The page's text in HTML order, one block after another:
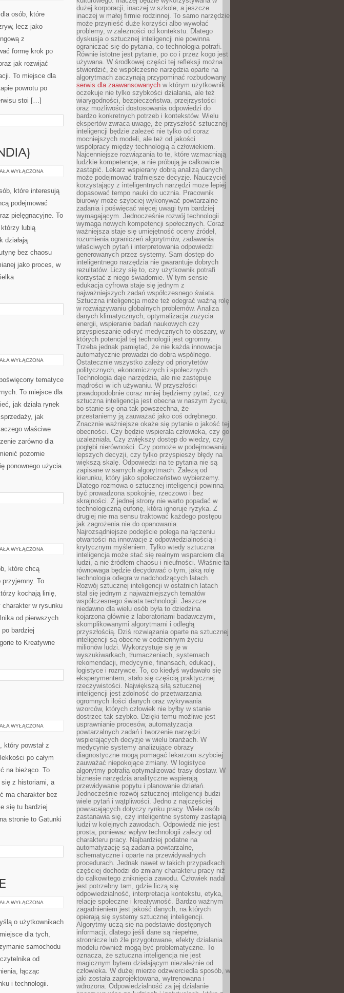
osób, które
lecz jako
z
formę krok po
jak rozwijać
To miejsce dla
powrotu po
stoi […]
WYŁĄCZONA
które interesują
podejmować
pielęgnacyjne. To
lubią
działają
bez chaosu
jako proces, w
WYŁĄCZONA
tematyce
To miejsce dla
jak działa rynek
jak
właściwe
zarówno dla
pozornie
ponownego użycia.
WYŁĄCZONA
które chcą
To
kochają linię,
charakter w rysunku
od pierwszych
bardziej
to Kreatywne
WYŁĄCZONA
który powstał z
po całym
na bieżąco. To
z historiami, a
ma charakter bez
się tu bardziej
stronie to Gatunki
WYŁĄCZONA
o użytkownikach
dla tych,
samochodu
od
łącząc
i technologii.
dużej korporacji, inaczej w szkole, a jeszcze
inaczej w małej firmie rodzinnej. To samo narzędzie
może przynieść duże korzyści albo wywołać
problemy, w zależności od kontekstu. Dlatego
dyskusja o sztucznej inteligencji nie powinna
ograniczać się do pytania, co technologia potrafi.
Równie istotne jest pytanie, po co i przez kogo jest
używana. W środkowej części tej refleksji można
stwierdzić, że współczesne narzędzia oparte na
algorytmach zaczynają przypominać rozbudowany
serwis dla zaawansowanych w którym użytkownik
oczekuje nie tylko szybkości działania, ale też
wiarygodności, bezpieczeństwa, przejrzystości
oraz możliwości dostosowania odpowiedzi do
bardzo konkretnych potrzeb i kontekstów. Wielu
ekspertów zwraca uwagę, że przyszłość sztucznej
inteligencji będzie zależeć nie tylko od coraz
mocniejszych modeli, ale też od jakości
współpracy między technologią a człowiekiem.
Najcenniejsze rozwiązania to te, które wzmacniają
ludzkie kompetencje, a nie próbują je całkowicie
zastąpić. Lekarz wspierany dobrą analizą danych
może podejmować trafniejsze decyzje. Nauczyciel
korzystający z inteligentnych narzędzi może lepiej
dopasować tempo nauki do ucznia. Pracownik
biurowy może szybciej wykonywać powtarzalne
zadania i poświęcać więcej uwagi tym bardziej
wymagającym. Jednocześnie rozwój technologii
wymaga nowych kompetencji społecznych. Coraz
ważniejsza staje się umiejętność oceny źródeł,
rozumienia ograniczeń algorytmów, zadawania
właściwych pytań i interpretowania odpowiedzi
generowanych przez systemy. Sam dostęp do
inteligentnego narzędzia nie gwarantuje dobrych
rezultatów. Liczy się to, czy użytkownik potrafi
korzystać z niego świadomie. W tym sensie
edukacja cyfrowa staje się jednym z
najważniejszych zadań współczesnego świata.
Sztuczna inteligencja może też odegrać ważną rolę
w rozwiązywaniu globalnych problemów. Analiza
danych klimatycznych, optymalizacja zużycia
energii, wspieranie badań naukowych czy
przyspieszanie odkryć medycznych to obszary, w
których potencjał tej technologii jest ogromny.
Trzeba jednak pamiętać, że nie każda innowacja
automatycznie prowadzi do dobra wspólnego.
Ostatecznie wszystko zależy od priorytetów
politycznych, ekonomicznych i społecznych.
Technologia daje narzędzia, ale nie zastępuje
mądrości w ich używaniu. W przyszłości
prawdopodobnie coraz mniej będziemy pytać, czy
sztuczna inteligencja jest obecna w naszym życiu,
bo stanie się ona tak powszechna, że
przestaniemy ją zauważać jako coś odrębnego.
Znacznie ważniejsze okaże się pytanie o jakość tej
obecności. Czy będzie wspierała człowieka, czy go
uzależniała. Czy zwiększy dostęp do wiedzy, czy
pogłębi nierówności. Czy pomoże w podejmowaniu
lepszych decyzji, czy tylko przyspieszy błędy na
większą skalę. Odpowiedzi na te pytania nie są
zapisane w samych algorytmach. Zależą od
kierunku, który jako społeczeństwo wybierzemy.
Dlatego rozmowa o sztucznej inteligencji powinna
być prowadzona spokojnie, rzeczowo i bez
skrajności. Z jednej strony nie warto popadać w
technologiczną euforię, która ignoruje ryzyka. Z
drugiej nie ma sensu traktować każdego postępu
jak zagrożenia nie do opanowania.
Najrozsądniejsze podejście polega na łączeniu
otwartości na innowacje z odpowiedzialnością i
krytycznym myśleniem. Tylko wtedy sztuczna
inteligencja może stać się realnym wsparciem dla
ludzi, a nie źródłem chaosu i nieufności. Właśnie ta
równowaga będzie decydować o tym, jaką rolę
technologia odegra w nadchodzących latach.
Rozwój sztucznej inteligencji w ostatnich latach
stał się jednym z najważniejszych tematów
współczesnego świata technologii. Jeszcze
niedawno dla wielu osób była to dziedzina
kojarzona głównie z laboratoriami badawczymi,
skomplikowanymi algorytmami i odległą
przyszłością. Dziś rozwiązania oparte na sztucznej
inteligencji są obecne w codziennym życiu
milionów ludzi. Wykorzystuje się je w
wyszukiwarkach, tłumaczeniach, systemach
rekomendacji, medycynie, finansach, edukacji,
logistyce i rozrywce. To, co kiedyś wydawało się
eksperymentem, stało się częścią praktycznej
rzeczywistości. Największą siłą sztucznej
inteligencji jest zdolność do przetwarzania
ogromnych ilości danych oraz wykrywania
wzorców, których człowiek nie byłby w stanie
dostrzec tak szybko. Dzięki temu możliwe jest
usprawnianie procesów, automatyzacja
powtarzalnych zadań i tworzenie narzędzi
wspierających decyzje w wielu branżach. W
medycynie systemy analizujące obrazy
diagnostyczne mogą pomagać lekarzom szybciej
zauważać niepokojące zmiany. W logistyce
algorytmy potrafią optymalizować trasy dostaw. W
biznesie narzędzia analityczne wspierają
przewidywanie popytu i planowanie działań.
Jednocześnie rozwój sztucznej inteligencji budzi
wiele pytań i wątpliwości. Jedno z najczęściej
powracających dotyczy rynku pracy. Wiele osób
zastanawia się, czy inteligentne systemy zastąpią
ludzi w kolejnych zawodach. Odpowiedź nie jest
prosta, ponieważ wpływ technologii zależy od
charakteru pracy. Najbardziej podatne na
automatyzację są zadania powtarzalne,
schematyczne i oparte na przewidywalnych
procedurach. Jednak nawet w takich przypadkach
częściej dochodzi do zmiany charakteru pracy niż
do całkowitego zniknięcia zawodu. Człowiek nadal
jest potrzebny tam, gdzie liczą się
odpowiedzialność, interpretacja kontekstu, etyka,
relacje społeczne i kreatywność. Bardzo ważnym
zagadnieniem jest jakość danych, na których
opierają się systemy sztucznej inteligencji.
Algorytmy uczą się na podstawie dostępnych
informacji, dlatego jeśli dane są niepełne,
stronnicze lub źle przygotowane, efekty działania
modelu również mogą być problematyczne. To
oznacza, że sztuczna inteligencja nie jest
magicznym bytem działającym niezależnie od
człowieka. W dużej mierze odzwierciedla sposób, w
jaki została zaprojektowana, wytrenowana i
wdrożona. Odpowiedzialność za jej działanie